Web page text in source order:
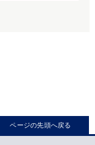
ページの先頭へ戻る